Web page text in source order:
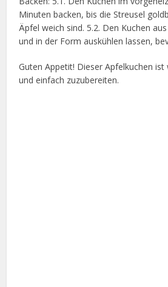
Minuten backen, bis die Streusel
Äpfel weich sind. 5.2. Den Kuchen
und in der Form auskühlen lassen,
Guten Appetit! Dieser Apfelkuchen ist
und einfach zuzubereiten.